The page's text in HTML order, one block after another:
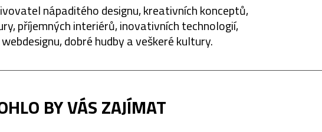
nápaditého designu, kreativních konceptů,
příjemných interiérů, inovativních technologií,
dobré hudby a veškeré kultury.
BY VÁS ZAJÍMAT